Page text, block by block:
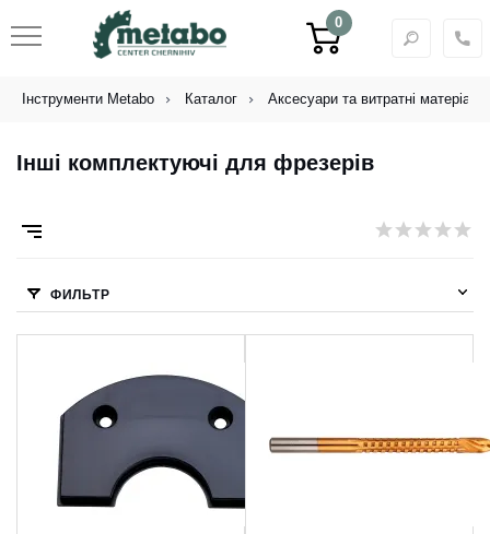
0
Інструменти Metabo Каталог Аксесуари та витратні матеріали
Інші комплектуючі для фрезерів
ФИЛЬТР